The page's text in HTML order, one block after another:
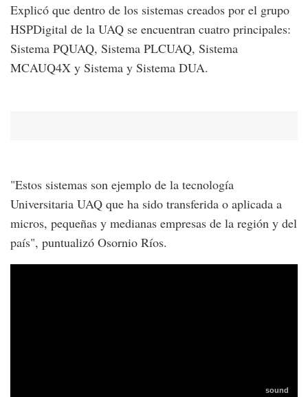
Explicó que dentro de los sistemas creados por el grupo
HSPDigital de la UAQ se encuentran cuatro principales:
Sistema PQUAQ, Sistema PLCUAQ, Sistema
MCAUQ4X y Sistema y Sistema DUA.
"Estos sistemas son ejemplo de la tecnología
Universitaria UAQ que ha sido transferida o aplicada a
micros, pequeñas y medianas empresas de la región y del
país", puntualizó Osornio Ríos.